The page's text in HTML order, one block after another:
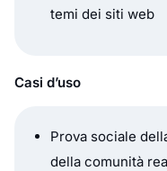
temi dei siti web
Casi d’uso
Prova sociale
della comunità